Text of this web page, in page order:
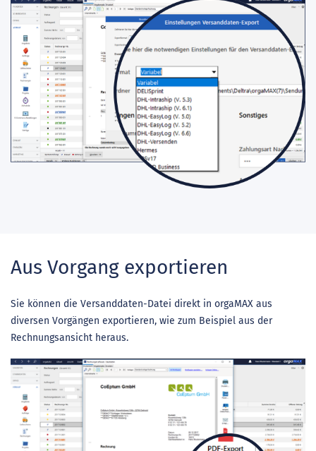
Aus Vorgang exportieren
Sie können die Versanddaten-Datei direkt in orgaMAX aus
diversen Vorgängen exportieren, wie zum Beispiel aus der
Rechnungsansicht heraus.